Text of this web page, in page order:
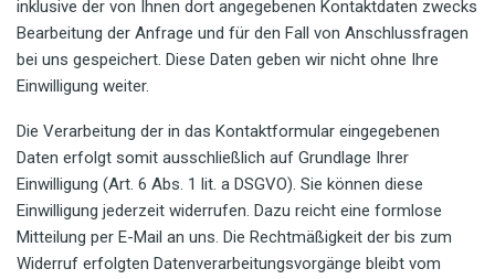
inklusive der von Ihnen dort angegebenen Kontaktdaten zwecks
Bearbeitung der Anfrage und für den Fall von Anschlussfragen
bei uns gespeichert. Diese Daten geben wir nicht ohne Ihre
Einwilligung weiter.
Die Verarbeitung der in das Kontaktformular eingegebenen
Daten erfolgt somit ausschließlich auf Grundlage Ihrer
Einwilligung (Art. 6 Abs. 1 lit. a DSGVO). Sie können diese
Einwilligung jederzeit widerrufen. Dazu reicht eine formlose
Mitteilung per E-Mail an uns. Die Rechtmäßigkeit der bis zum
Widerruf erfolgten Datenverarbeitungsvorgänge bleibt vom